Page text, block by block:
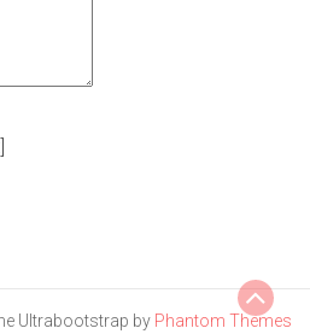
Ultrabootstrap by Phantom Themes